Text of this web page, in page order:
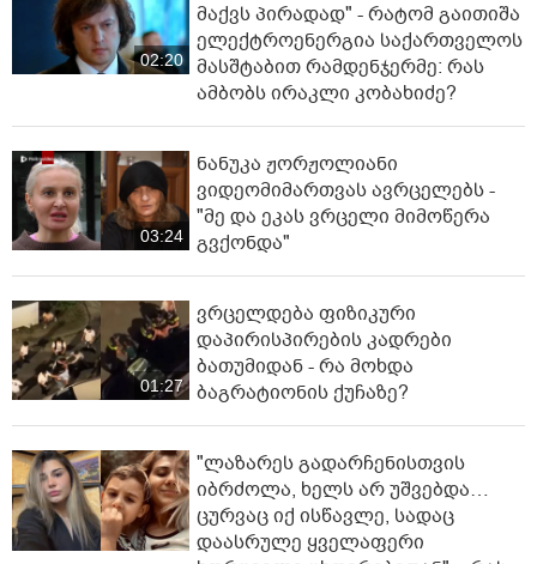
ბოლო სიახლეები
00:11
რა ხდება ამ წუთებში ხაშურში? -
კადრები ადგილიდან
02:20
"საკმარისზე მეტი ინფორმაცია
მაქვს პირადად" - რატომ გაითიშა
მასშტაბით რამდენჯერმე: რას
ამბობს ირაკლი კობახიძე?
03:24
ნანუკა ჟორჟოლიანი
"მე და ეკას ვრცელი მიმოწერა
გვქონდა"